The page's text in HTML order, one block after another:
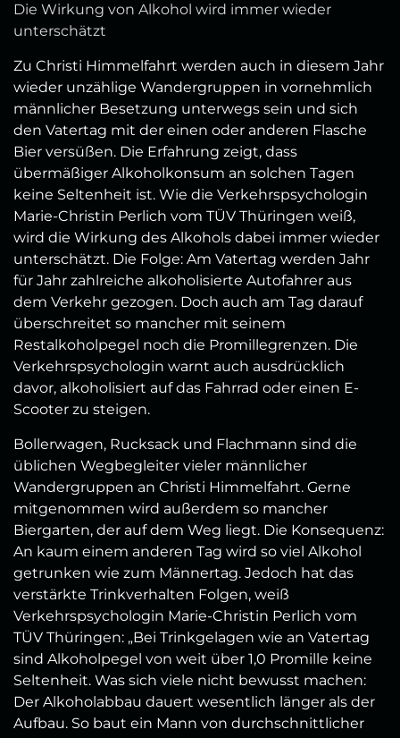
Die Wirkung von Alkohol wird immer wieder
unterschätzt
Zu Christi Himmelfahrt werden auch in diesem Jahr
wieder unzählige Wandergruppen in vornehmlich
männlicher Besetzung unterwegs sein und sich
den Vatertag mit der einen oder anderen Flasche
Bier versüßen. Die Erfahrung zeigt, dass
übermäßiger Alkoholkonsum an solchen Tagen
keine Seltenheit ist. Wie die Verkehrspsychologin
Marie-Christin Perlich vom TÜV Thüringen weiß,
wird die Wirkung des Alkohols dabei immer wieder
unterschätzt. Die Folge: Am Vatertag werden Jahr
für Jahr zahlreiche alkoholisierte Autofahrer aus
dem Verkehr gezogen. Doch auch am Tag darauf
überschreitet so mancher mit seinem
Restalkoholpegel noch die Promillegrenzen. Die
Verkehrspsychologin warnt auch ausdrücklich
davor, alkoholisiert auf das Fahrrad oder einen E-
Scooter zu steigen.
Bollerwagen, Rucksack und Flachmann sind die
üblichen Wegbegleiter vieler männlicher
Wandergruppen an Christi Himmelfahrt. Gerne
mitgenommen wird außerdem so mancher
Biergarten, der auf dem Weg liegt. Die Konsequenz:
An kaum einem anderen Tag wird so viel Alkohol
getrunken wie zum Männertag. Jedoch hat das
verstärkte Trinkverhalten Folgen, weiß
Verkehrspsychologin Marie-Christin Perlich vom
TÜV Thüringen: „Bei Trinkgelagen wie an Vatertag
sind Alkoholpegel von weit über 1,0 Promille keine
Seltenheit. Was sich viele nicht bewusst machen:
Der Alkoholabbau dauert wesentlich länger als der
Aufbau. So baut ein Mann von durchschnittlicher